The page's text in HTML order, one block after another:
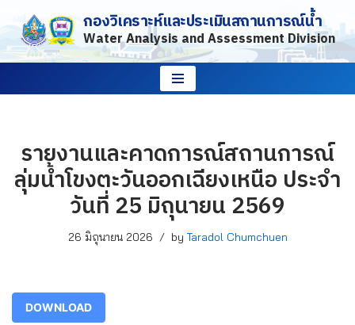
Skip
to
กองวิเคราะห์และประเมินสถานการณ์น้ำ
Water Analysis and Assessment Division
รายงานและคาดการณ์สถานการณ์
ลุ่มน้ำโขงตะวันออกเฉียงเหนือ ประจำ
วันที่ 25 มิถุนายน 2569
26 มิถุนายน 2026 by Taradol Chumchuen
DOWNLOAD